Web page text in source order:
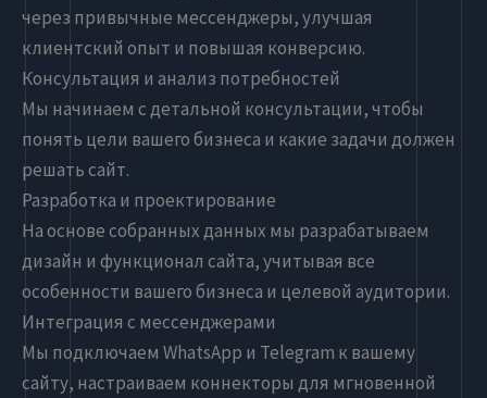
через привычные мессенджеры, улучшая
клиентский опыт и повышая конверсию.
Консультация и анализ потребностей
Мы начинаем с детальной консультации, чтобы
понять цели вашего бизнеса и какие задачи должен
решать сайт.
Разработка и проектирование
На основе собранных данных мы разрабатываем
дизайн и функционал сайта, учитывая все
особенности вашего бизнеса и целевой аудитории.
Интеграция с мессенджерами
Мы подключаем WhatsApp и Telegram к вашему
сайту, настраиваем коннекторы для мгновенной